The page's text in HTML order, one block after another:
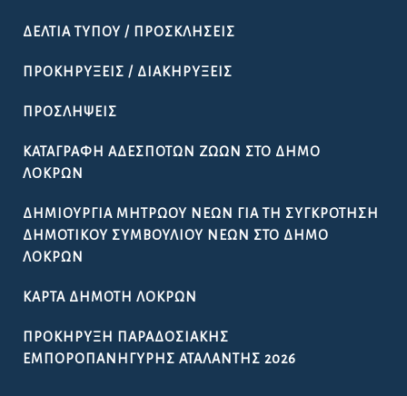
ΔΕΛΤΊΑ ΤΎΠΟΥ / ΠΡΟΣΚΛΉΣΕΙΣ
ΠΡΟΚΗΡΎΞΕΙΣ / ΔΙΑΚΗΡΎΞΕΙΣ
ΠΡΟΣΛΉΨΕΙΣ
ΚΑΤΑΓΡΑΦΉ ΑΔΈΣΠΟΤΩΝ ΖΏΩΝ ΣΤΟ ΔΉΜΟ
ΛΟΚΡΏΝ
ΔΗΜΙΟΥΡΓΊΑ ΜΗΤΡΏΟΥ ΝΈΩΝ ΓΙΑ ΤΗ ΣΥΓΚΡΌΤΗΣΗ
ΔΗΜΟΤΙΚΟΎ ΣΥΜΒΟΥΛΊΟΥ ΝΈΩΝ ΣΤΟ ΔΉΜΟ
ΛΟΚΡΏΝ
ΚΆΡΤΑ ΔΗΜΌΤΗ ΛΟΚΡΏΝ
ΠΡΟΚΉΡΥΞΗ ΠΑΡΑΔΟΣΙΑΚΉΣ
ΕΜΠΟΡΟΠΑΝΉΓΥΡΗΣ ΑΤΑΛΆΝΤΗΣ 2026